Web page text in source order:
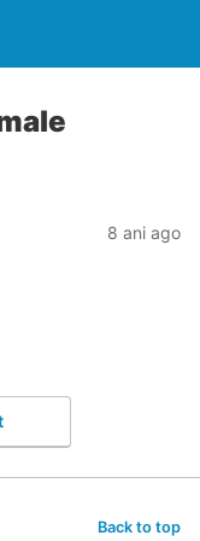
8 ani ago
Back to top